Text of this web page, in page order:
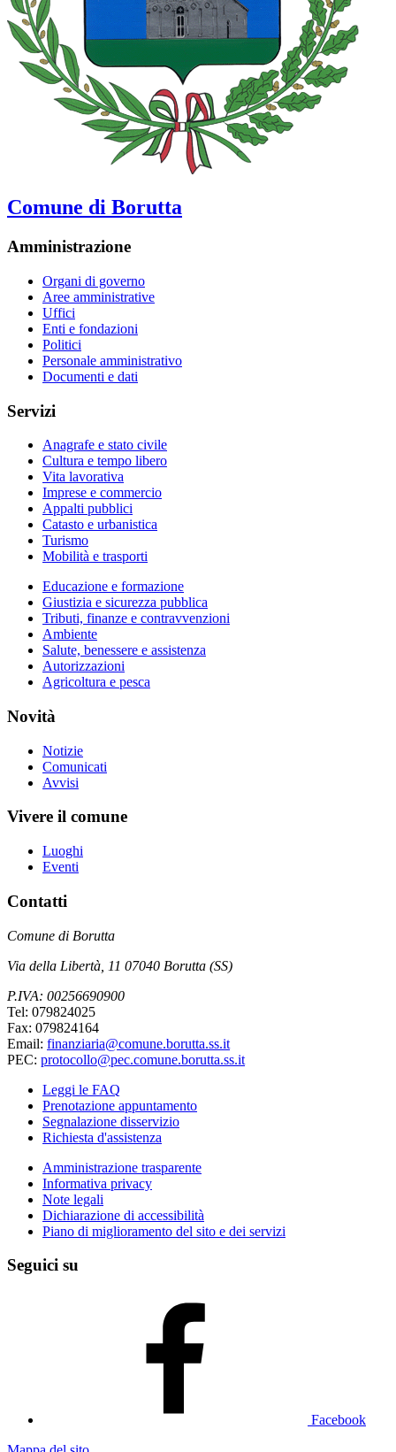
Comune di Borutta
Amministrazione
Organi di governo
Aree amministrative
Uffici
Enti e fondazioni
Politici
Personale amministrativo
Documenti e dati
Servizi
Anagrafe e stato civile
Cultura e tempo libero
Vita lavorativa
Imprese e commercio
Appalti pubblici
Catasto e urbanistica
Turismo
Mobilità e trasporti
Educazione e formazione
Giustizia e sicurezza pubblica
Tributi, finanze e contravvenzioni
Ambiente
Salute, benessere e assistenza
Autorizzazioni
Agricoltura e pesca
Novità
Notizie
Comunicati
Avvisi
Vivere il comune
Luoghi
Eventi
Contatti
Comune di Borutta
Via della Libertà, 11 07040 Borutta (SS)
P.IVA: 00256690900
Tel: 079824025
Fax: 079824164
Email: finanziaria@comune.borutta.ss.it
PEC: protocollo@pec.comune.borutta.ss.it
Leggi le FAQ
Prenotazione appuntamento
Segnalazione disservizio
Richiesta d'assistenza
Amministrazione trasparente
Informativa privacy
Note legali
Dichiarazione di accessibilità
Piano di miglioramento del sito e dei servizi
Seguici su
Facebook